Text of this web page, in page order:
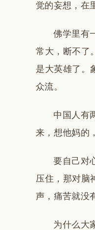
觉的妄想，在
佛学里有
常大，断不了
是大英雄了。
众流。
中国人有
来，想他妈的
要自己对
压住，那对脑
声，痛苦就没
为什么大